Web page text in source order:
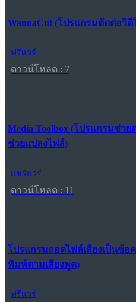
WannaCut (โปรแกรมตัดต่อวิ
ฟรีแวร์
ดาวน์โหลด : 7
Media Toolbox (โปรแกรมช่ว
ช่วยแปลงไฟล์)
แชร์แวร์
ดาวน์โหลด : 11
โปรแกรมถอดไฟล์เสียงเป็นข้
พิมพ์ตามเสียงพูด)
ฟรีแวร์